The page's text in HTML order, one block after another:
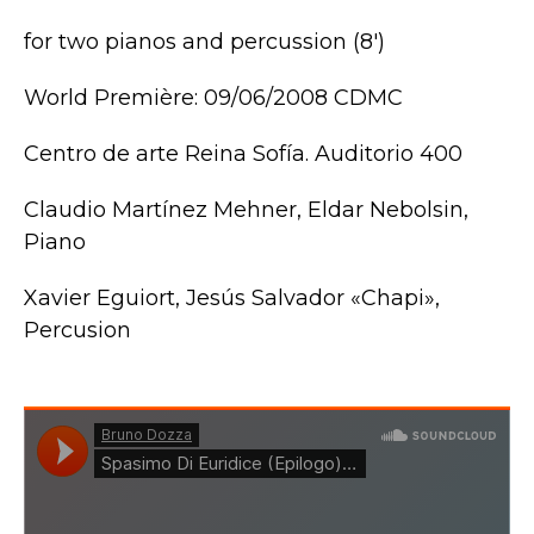
for two pianos and percussion (8′)
World Première: 09/06/2008 CDMC
Centro de arte Reina Sofía. Auditorio 400
Claudio Martínez Mehner, Eldar Nebolsin,
Piano
Xavier Eguiort, Jesús Salvador «Chapi»,
Percusion